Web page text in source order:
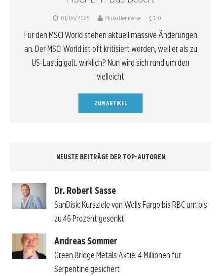
01/06/2025 Mirko Hennecke 0
Für den MSCI World stehen aktuell massive Änderungen
an. Der MSCI World ist oft kritisiert worden, weil er als zu
US-Lastig galt. wirklich? Nun wird sich rund um den
vielleicht
ZUM ARTIKEL
NEUSTE BEITRÄGE DER TOP-AUTOREN
Dr. Robert Sasse
SanDisk: Kursziele von Wells Fargo bis RBC um bis
zu 46 Prozent gesenkt
Andreas Sommer
Green Bridge Metals Aktie: 4 Millionen für
Serpentine gesichert